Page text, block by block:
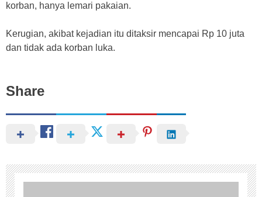
korban, hanya lemari pakaian.
Kerugian, akibat kejadian itu ditaksir mencapai Rp 10 juta
dan tidak ada korban luka.
Share